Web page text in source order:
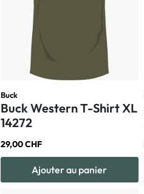
Buck
Buck Western T-Shirt XL
14272
29,00 CHF
Ajouter au panier